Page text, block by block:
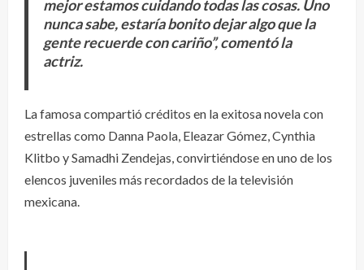
mejor estamos cuidando todas las cosas. Uno
nunca sabe, estaría bonito dejar algo que la
gente recuerde con cariño”, comentó la
actriz.
La famosa compartió créditos en la exitosa novela con
estrellas como Danna Paola, Eleazar Gómez, Cynthia
Klitbo y Samadhi Zendejas, convirtiéndose en uno de los
elencos juveniles más recordados de la televisión
mexicana.